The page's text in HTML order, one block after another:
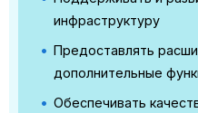
инфраструктуру
Предоставлять
дополнительные
Обеспечивать